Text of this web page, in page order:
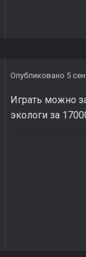
Опубликовано 5
Играть можно
экологи за